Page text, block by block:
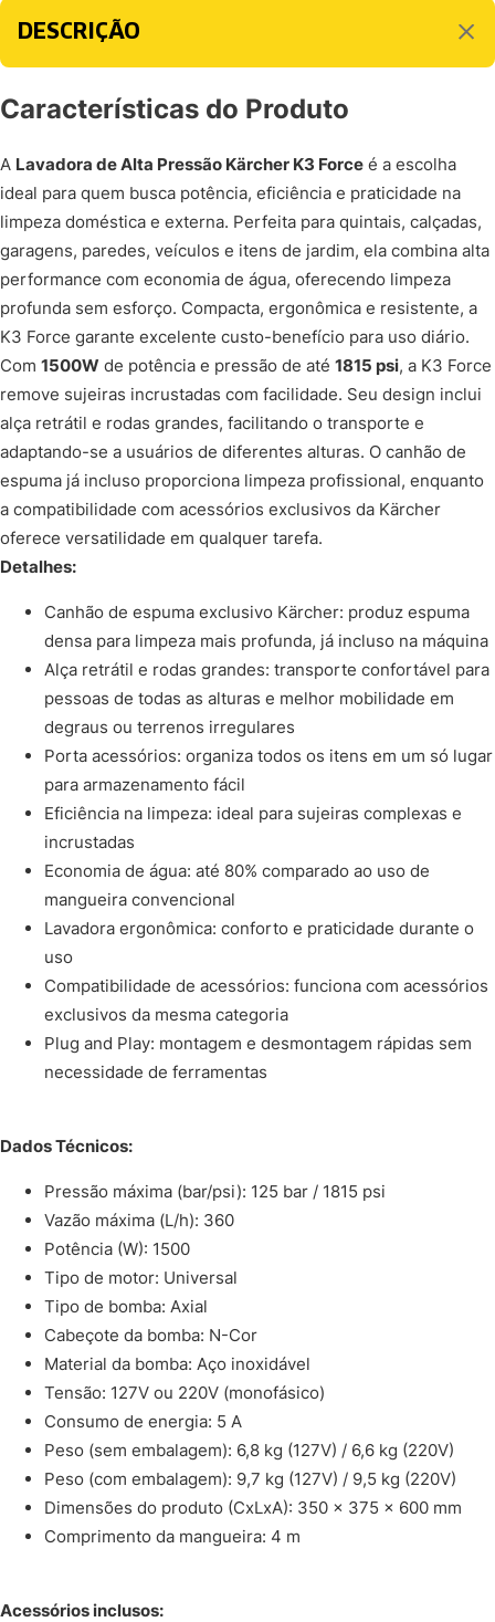
DESCRIÇÃO
Características do Produto
A Lavadora de Alta Pressão Kärcher K3 Force é a escolha
ideal para quem busca potência, eficiência e praticidade na
limpeza doméstica e externa. Perfeita para quintais, calçadas,
garagens, paredes, veículos e itens de jardim, ela combina alta
performance com economia de água, oferecendo limpeza
profunda sem esforço. Compacta, ergonômica e resistente, a
K3 Force garante excelente custo-benefício para uso diário.
Com 1500W de potência e pressão de até 1815 psi, a K3 Force
remove sujeiras incrustadas com facilidade. Seu design inclui
alça retrátil e rodas grandes, facilitando o transporte e
adaptando-se a usuários de diferentes alturas. O canhão de
espuma já incluso proporciona limpeza profissional, enquanto
a compatibilidade com acessórios exclusivos da Kärcher
oferece versatilidade em qualquer tarefa.
Detalhes:
Canhão de espuma exclusivo Kärcher: produz espuma
densa para limpeza mais profunda, já incluso na máquina
Alça retrátil e rodas grandes: transporte confortável para
pessoas de todas as alturas e melhor mobilidade em
degraus ou terrenos irregulares
Porta acessórios: organiza todos os itens em um só lugar
para armazenamento fácil
Eficiência na limpeza: ideal para sujeiras complexas e
incrustadas
Economia de água: até 80% comparado ao uso de
mangueira convencional
Lavadora ergonômica: conforto e praticidade durante o
uso
Compatibilidade de acessórios: funciona com acessórios
exclusivos da mesma categoria
Plug and Play: montagem e desmontagem rápidas sem
necessidade de ferramentas
Dados Técnicos:
Pressão máxima (bar/psi): 125 bar / 1815 psi
Vazão máxima (L/h): 360
Potência (W): 1500
Tipo de motor: Universal
Tipo de bomba: Axial
Cabeçote da bomba: N-Cor
Material da bomba: Aço inoxidável
Tensão: 127V ou 220V (monofásico)
Consumo de energia: 5 A
Peso (sem embalagem): 6,8 kg (127V) / 6,6 kg (220V)
Peso (com embalagem): 9,7 kg (127V) / 9,5 kg (220V)
Dimensões do produto (CxLxA): 350 x 375 x 600 mm
Comprimento da mangueira: 4 m
Acessórios inclusos: